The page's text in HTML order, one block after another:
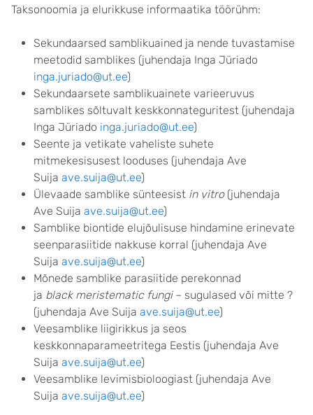
Taksonoomia ja elurikkuse informaatika töörühm:
Sekundaarsed samblikuained ja nende tuvastamise
meetodid samblikes (juhendaja Inga Jüriado
inga.juriado@ut.ee)
Sekundaarsete samblikuainete varieeruvus
samblikes sõltuvalt keskkonnateguritest (juhendaja
Inga Jüriado inga.juriado@ut.ee)
Seente ja vetikate vaheliste suhete
mitmekesisusest looduses (juhendaja Ave
Suija ave.suija@ut.ee)
Ülevaade samblike sünteesist in vitro (juhendaja
Ave Suija ave.suija@ut.ee)
Samblike biontide elujõulisuse hindamine erinevate
seenparasiitide nakkuse korral (juhendaja Ave
Suija ave.suija@ut.ee)
Mõnede samblike parasiitide perekonnad
ja black meristematic fungi– sugulased või mitte ?
(juhendaja Ave Suija ave.suija@ut.ee)
Veesamblike liigirikkus ja seos
keskkonnaparameetritega Eestis (juhendaja Ave
Suija ave.suija@ut.ee)
Veesamblike levimisbioloogiast (juhendaja Ave
Suija ave.suija@ut.ee)